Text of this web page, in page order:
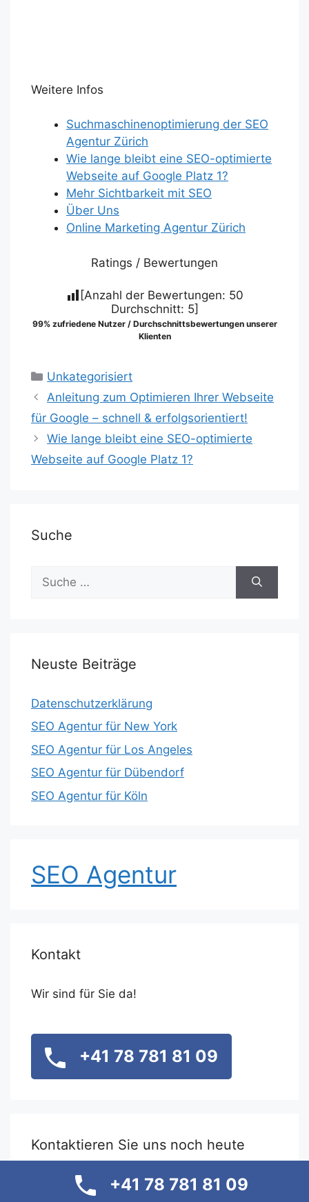
Weitere Infos
Suchmaschinenoptimierung der SEO
Agentur Zürich
Wie lange bleibt eine SEO-optimierte
Webseite auf Google Platz 1?
Mehr Sichtbarkeit mit SEO
Über Uns
Online Marketing Agentur Zürich
Ratings / Bewertungen
[Anzahl der Bewertungen: 50
Durchschnitt: 5]
99% zufriedene Nutzer / Durchschnittsbewertungen unserer
Klienten
Kategorien
Unkategorisiert
Anleitung zum Optimieren Ihrer Webseite
für Google – schnell & erfolgsorientiert!
Wie lange bleibt eine SEO-optimierte
Webseite auf Google Platz 1?
Suche
nach:
Neuste Beiträge
Datenschutzerklärung
SEO Agentur für New York
SEO Agentur für Los Angeles
SEO Agentur für Dübendorf
SEO Agentur für Köln
SEO Agentur
Kontakt
Wir sind für Sie da!
+41 78 781 81 09
Kontaktieren Sie uns noch heute
info@keinanzeigen.marketing
+41 78 781 81 09